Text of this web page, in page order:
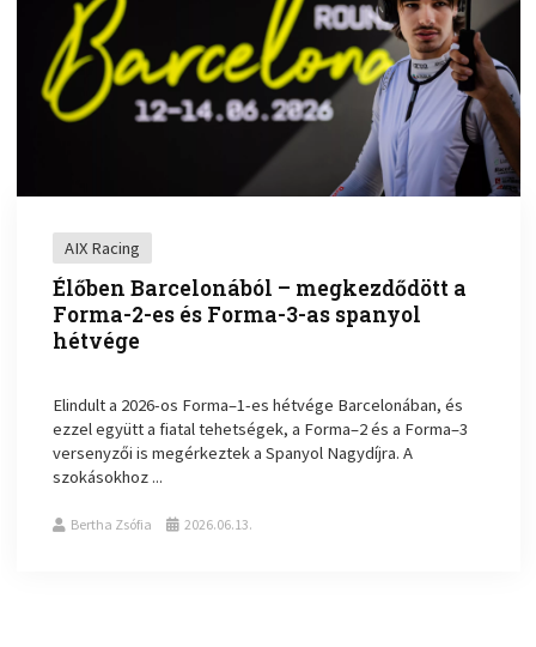
AIX Racing
Élőben Barcelonából – megkezdődött a
Forma-2-es és Forma-3-as spanyol
hétvége
Elindult a 2026-os Forma–1-es hétvége Barcelonában, és
ezzel együtt a fiatal tehetségek, a Forma–2 és a Forma–3
versenyzői is megérkeztek a Spanyol Nagydíjra. A
szokásokhoz ...
Bertha Zsófia 2026.06.13.